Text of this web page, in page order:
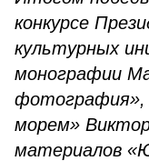
конкурсе
культурных
монографии
фотография»,
морем»
материалов